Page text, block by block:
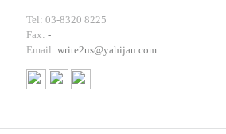
Tel: 03-8320 8225
Fax: -
Email: write2us@yahijau.com